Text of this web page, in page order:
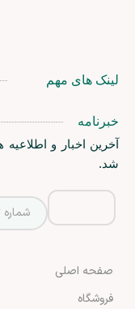
لینک های مهم
خبرنامه
آخرین اخبار و
شد.
صفحه اصلی
فروشگاه